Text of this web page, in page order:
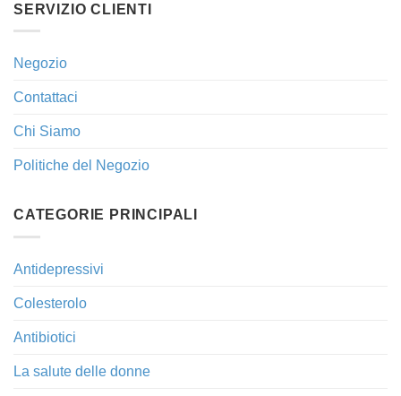
SERVIZIO CLIENTI
Negozio
Contattaci
Chi Siamo
Politiche del Negozio
CATEGORIE PRINCIPALI
Antidepressivi
Colesterolo
Antibiotici
La salute delle donne